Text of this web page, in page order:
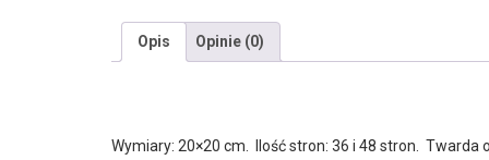
Opis Opinie (0)
Wymiary: 20×20 cm. Ilość stron: 36 i 48 stron. Twarda